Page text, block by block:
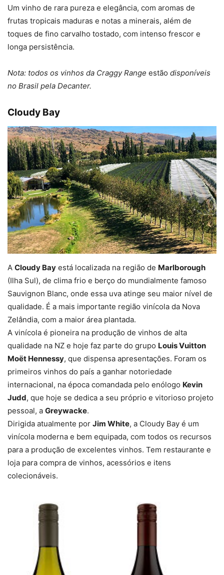
Um vinho de rara pureza e elegância, com aromas de
frutas tropicais maduras e notas a minerais, além de
toques de fino carvalho tostado, com intenso frescor e
longa persistência.
Nota: todos os vinhos da Craggy Range estão disponíveis
no Brasil pela Decanter.
Cloudy Bay
A Cloudy Bay está localizada na região de Marlborough
(Ilha Sul), de clima frio e berço do mundialmente famoso
Sauvignon Blanc, onde essa uva atinge seu maior nível de
qualidade. É a mais importante região vinícola da Nova
Zelândia, com a maior área plantada.
A vinícola é pioneira na produção de vinhos de alta
qualidade na NZ e hoje faz parte do grupo Louis Vuitton
Moët Hennessy, que dispensa apresentações. Foram os
primeiros vinhos do país a ganhar notoriedade
internacional, na época comandada pelo enólogo Kevin
Judd, que hoje se dedica a seu próprio e vitorioso projeto
pessoal, a Greywacke.
Dirigida atualmente por Jim White, a Cloudy Bay é um
vinícola moderna e bem equipada, com todos os recursos
para a produção de excelentes vinhos. Tem restaurante e
loja para compra de vinhos, acessórios e itens
colecionáveis.